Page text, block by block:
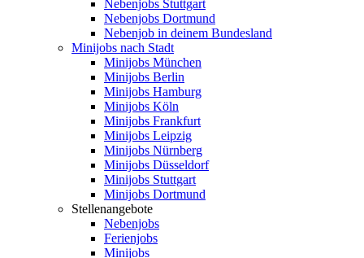
Nebenjobs Stuttgart
Nebenjobs Dortmund
Nebenjob in deinem Bundesland
Minijobs nach Stadt
Minijobs München
Minijobs Berlin
Minijobs Hamburg
Minijobs Köln
Minijobs Frankfurt
Minijobs Leipzig
Minijobs Nürnberg
Minijobs Düsseldorf
Minijobs Stuttgart
Minijobs Dortmund
Stellenangebote
Nebenjobs
Ferienjobs
Minijobs